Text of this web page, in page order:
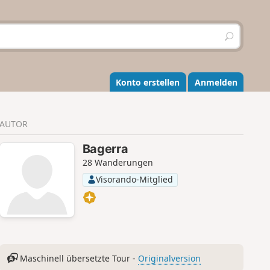
S
u
h
e
n
Konto erstellen Anmelden
AUTOR
Bagerra
28 Wanderungen
Visorando-Mitglied
Maschinell übersetzte Tour - Originalversion